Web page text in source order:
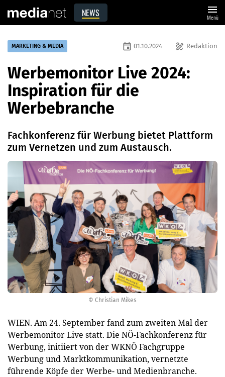
NEWS menu
Menü
© Christian Mikes
MARKETING & MEDIA draw Redaktion
event 01.10.2024
Werbemonitor Live 2024:
Inspiration für die
Werbebranche
Fachkonferenz für Werbung bietet Plattform
zum Vernetzen und zum Austausch.
WIEN. Am 24. September fand zum zweiten Mal der
Werbemonitor Live statt. Die NÖ-Fachkonferenz für
Werbung, initiiert von der WKNÖ Fachgruppe
Werbung und Marktkommunikation, vernetzte
führende Köpfe der Werbe- und Medienbranche.